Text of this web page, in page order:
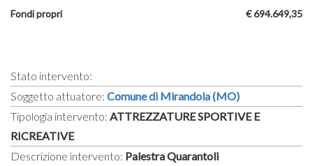
€ 694.649,35
Fondi propri
Stato intervento:
Soggetto attuatore: Comune di Mirandola (MO)
Tipologia intervento: ATTREZZATURE SPORTIVE E
RICREATIVE
Descrizione intervento: Palestra Quarantoli